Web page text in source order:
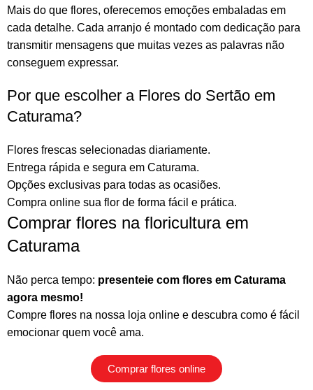
Mais do que flores, oferecemos emoções embaladas em
cada detalhe. Cada arranjo é montado com dedicação para
transmitir mensagens que muitas vezes as palavras não
conseguem expressar.
Por que escolher a Flores do Sertão em
Caturama?
Flores frescas selecionadas diariamente.
Entrega rápida e segura em Caturama.
Opções exclusivas para todas as ocasiões.
Compra online sua flor de forma fácil e prática.
Comprar flores na floricultura em
Caturama
Não perca tempo: presenteie com flores em Caturama
agora mesmo!
Compre flores na nossa loja online e descubra como é fácil
emocionar quem você ama.
Comprar flores online